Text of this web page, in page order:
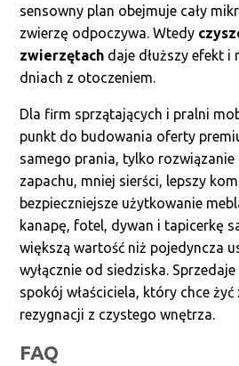
sensowny plan obejmuje cały
zwierzę odpoczywa. Wtedy
zwierzętach daje dłuższy efekt i
dniach z otoczeniem.
Dla firm sprzątających i pralni
punkt do budowania oferty
samego prania, tylko rozwiązanie
zapachu, mniej sierści, lepszy
bezpieczniejsze użytkowanie
kanapę, fotel, dywan i tapicerkę
większą wartość niż pojedyncza
wyłącznie od siedziska.
spokój właściciela, który chce żyć
rezygnacji z czystego wnętrza.
FAQ